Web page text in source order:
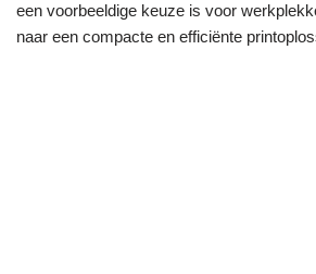
een voorbeeldige keuze is voor
naar een compacte en efficiënte